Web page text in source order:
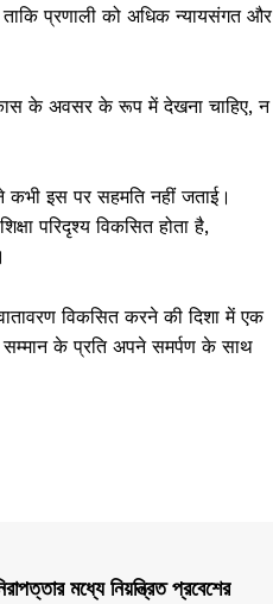
प्रणाली को अधिक न्यायसंगत और
के अवसर के रूप में देखना चाहिए, न
कभी इस पर सहमति नहीं जताई।
परिदृश्य विकसित होता है,
विकसित करने की दिशा में एक
सम्मान के प्रति अपने समर्पण के साथ
মধ্যে নিয়ন্ত্রিত প্রবেশের